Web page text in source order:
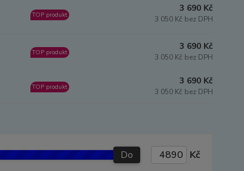
TOP produkt
3 690 Kč
3 050 Kč bez DPH
TOP produkt
3 690 Kč
3 050 Kč bez DPH
TOP produkt
3 690 Kč
3 050 Kč bez DPH
Do Kč